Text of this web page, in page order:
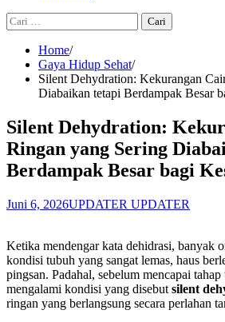
Cari
untuk:
Home
Gaya Hidup Sehat
Silent Dehydration: Kekurangan
Diabaikan tetapi Berdampak Besar
Silent Dehydration:
Ringan yang Sering
Berdampak Besar bagi
Juni 6, 2026UPDATER UPDATER
Ketika mendengar kata dehidrasi, banyak
kondisi tubuh yang sangat lemas, haus
pingsan. Padahal, sebelum mencapai
mengalami kondisi yang disebut silent
ringan yang berlangsung secara perlahan